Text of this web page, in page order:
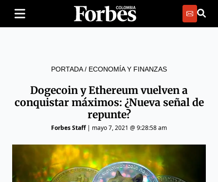
PORTADA/ ECONOMÍA Y FINANZAS
Dogecoin y Ethereum vuelven a
conquistar máximos: ¿Nueva señal de
repunte?
Forbes Staff| mayo 7, 2021 @ 9:28:58 am